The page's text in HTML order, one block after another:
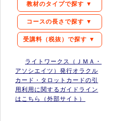
教材のタイプで探す ▼
コースの長さで探す ▼
受講料（税抜）で探す ▼
ライトワークス（ＪＭＡ・
アソシエイツ）発行オラクル
カード・タロットカードの引
用利用に関するガイドライン
はこちら（外部サイト）